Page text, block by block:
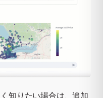
知りたい場合は、追加